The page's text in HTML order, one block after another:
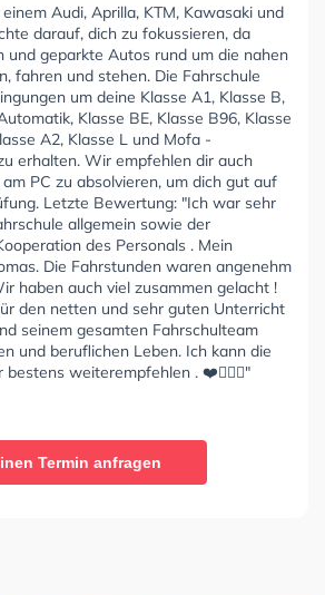
Audi, Aprilla, KTM, Kawasaki und
darauf, dich zu fokussieren, da
und geparkte Autos rund um die nahen
fahren und stehen. Die Fahrschule
um deine Klasse A1, Klasse B,
Klasse BE, Klasse B96, Klasse
A2, Klasse L und Mofa -
erhalten. Wir empfehlen dir auch
PC zu absolvieren, um dich gut auf
Letzte Bewertung: "Ich war sehr
allgemein sowie der
des Personals . Mein
Die Fahrstunden waren angenehm
haben auch viel zusammen gelacht !
den netten und sehr guten Unterricht
seinem gesamten Fahrschulteam
und beruflichen Leben. Ich kann die
weiterempfehlen . ❤️👍🏼🙂"
Termin anfragen